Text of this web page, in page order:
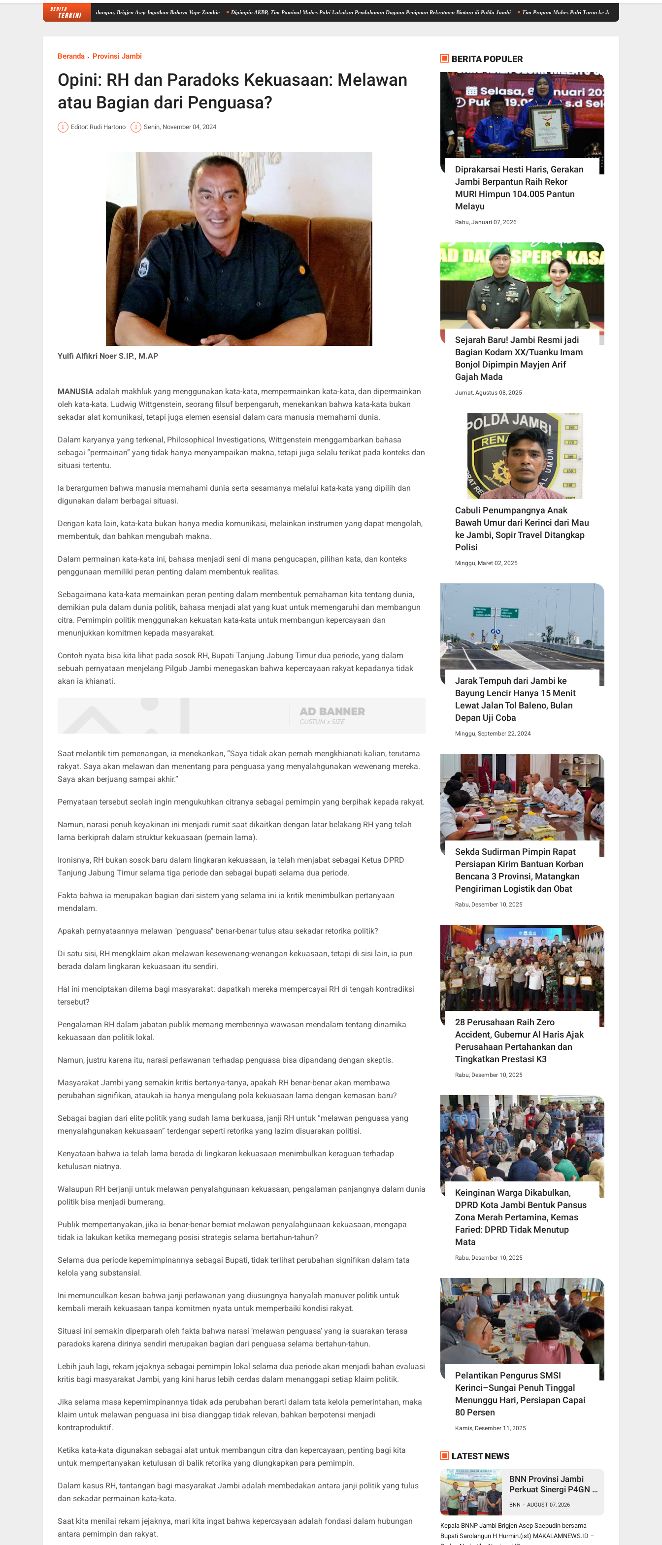
BERITA
TERKINI
Sinergi P4GN di Sarolangun, Brigjen Asep Ingatkan Bahaya Vape Zombie Dipimpin AKBP, Tim Paminal Mabes Polri Lakukan Pendalaman Dugaan Penipuan Rekrutmen Bintara di Polda Jambi Tim Propam Mabes Polri Turun ke Jambi, Bantu Dalami Kasus
Beranda Provinsi Jambi
Opini: RH dan Paradoks Kekuasaan: Melawan
atau Bagian dari Penguasa?
Editor: Rudi Hartono Senin, November 04, 2024
Yulfi Alfikri Noer S.IP., M.AP
MANUSIA adalah makhluk yang menggunakan kata-kata, mempermainkan kata-kata, dan dipermainkan
oleh kata-kata. Ludwig Wittgenstein, seorang filsuf berpengaruh, menekankan bahwa kata-kata bukan
sekadar alat komunikasi, tetapi juga elemen esensial dalam cara manusia memahami dunia.
Dalam karyanya yang terkenal, Philosophical Investigations, Wittgenstein menggambarkan bahasa
sebagai “permainan” yang tidak hanya menyampaikan makna, tetapi juga selalu terikat pada konteks dan
situasi tertentu.
Ia berargumen bahwa manusia memahami dunia serta sesamanya melalui kata-kata yang dipilih dan
digunakan dalam berbagai situasi.
Dengan kata lain, kata-kata bukan hanya media komunikasi, melainkan instrumen yang dapat mengolah,
membentuk, dan bahkan mengubah makna.
Dalam permainan kata-kata ini, bahasa menjadi seni di mana pengucapan, pilihan kata, dan konteks
penggunaan memiliki peran penting dalam membentuk realitas.
Sebagaimana kata-kata memainkan peran penting dalam membentuk pemahaman kita tentang dunia,
demikian pula dalam dunia politik, bahasa menjadi alat yang kuat untuk memengaruhi dan membangun
citra. Pemimpin politik menggunakan kekuatan kata-kata untuk membangun kepercayaan dan
menunjukkan komitmen kepada masyarakat.
Contoh nyata bisa kita lihat pada sosok RH, Bupati Tanjung Jabung Timur dua periode, yang dalam
sebuah pernyataan menjelang Pilgub Jambi menegaskan bahwa kepercayaan rakyat kepadanya tidak
akan ia khianati.
Saat melantik tim pemenangan, ia menekankan, “Saya tidak akan pernah mengkhianati kalian, terutama
rakyat. Saya akan melawan dan menentang para penguasa yang menyalahgunakan wewenang mereka.
Saya akan berjuang sampai akhir.”
Pernyataan tersebut seolah ingin mengukuhkan citranya sebagai pemimpin yang berpihak kepada rakyat.
Namun, narasi penuh keyakinan ini menjadi rumit saat dikaitkan dengan latar belakang RH yang telah
lama berkiprah dalam struktur kekuasaan (pemain lama).
Ironisnya, RH bukan sosok baru dalam lingkaran kekuasaan, ia telah menjabat sebagai Ketua DPRD
Tanjung Jabung Timur selama tiga periode dan sebagai bupati selama dua periode.
Fakta bahwa ia merupakan bagian dari sistem yang selama ini ia kritik menimbulkan pertanyaan
mendalam.
Apakah pernyataannya melawan "penguasa" benar-benar tulus atau sekadar retorika politik?
Di satu sisi, RH mengklaim akan melawan kesewenang-wenangan kekuasaan, tetapi di sisi lain, ia pun
berada dalam lingkaran kekuasaan itu sendiri.
Hal ini menciptakan dilema bagi masyarakat: dapatkah mereka mempercayai RH di tengah kontradiksi
tersebut?
Pengalaman RH dalam jabatan publik memang memberinya wawasan mendalam tentang dinamika
kekuasaan dan politik lokal.
Namun, justru karena itu, narasi perlawanan terhadap penguasa bisa dipandang dengan skeptis.
Masyarakat Jambi yang semakin kritis bertanya-tanya, apakah RH benar-benar akan membawa
perubahan signifikan, ataukah ia hanya mengulang pola kekuasaan lama dengan kemasan baru?
Sebagai bagian dari elite politik yang sudah lama berkuasa, janji RH untuk “melawan penguasa yang
menyalahgunakan kekuasaan” terdengar seperti retorika yang lazim disuarakan politisi.
Kenyataan bahwa ia telah lama berada di lingkaran kekuasaan menimbulkan keraguan terhadap
ketulusan niatnya.
Walaupun RH berjanji untuk melawan penyalahgunaan kekuasaan, pengalaman panjangnya dalam dunia
politik bisa menjadi bumerang.
Publik mempertanyakan, jika ia benar-benar berniat melawan penyalahgunaan kekuasaan, mengapa
tidak ia lakukan ketika memegang posisi strategis selama bertahun-tahun?
Selama dua periode kepemimpinannya sebagai Bupati, tidak terlihat perubahan signifikan dalam tata
kelola yang substansial.
Ini memunculkan kesan bahwa janji perlawanan yang diusungnya hanyalah manuver politik untuk
kembali meraih kekuasaan tanpa komitmen nyata untuk memperbaiki kondisi rakyat.
Situasi ini semakin diperparah oleh fakta bahwa narasi ‘melawan penguasa’ yang ia suarakan terasa
paradoks karena dirinya sendiri merupakan bagian dari penguasa selama bertahun-tahun.
Lebih jauh lagi, rekam jejaknya sebagai pemimpin lokal selama dua periode akan menjadi bahan evaluasi
kritis bagi masyarakat Jambi, yang kini harus lebih cerdas dalam menanggapi setiap klaim politik.
Jika selama masa kepemimpinannya tidak ada perubahan berarti dalam tata kelola pemerintahan, maka
klaim untuk melawan penguasa ini bisa dianggap tidak relevan, bahkan berpotensi menjadi
kontraproduktif.
Ketika kata-kata digunakan sebagai alat untuk membangun citra dan kepercayaan, penting bagi kita
untuk mempertanyakan ketulusan di balik retorika yang diungkapkan para pemimpin.
Dalam kasus RH, tantangan bagi masyarakat Jambi adalah membedakan antara janji politik yang tulus
dan sekadar permainan kata-kata.
Saat kita menilai rekam jejaknya, mari kita ingat bahwa kepercayaan adalah fondasi dalam hubungan
antara pemimpin dan rakyat.
BERITA POPULER
Diprakarsai Hesti Haris, Gerakan
Jambi Berpantun Raih Rekor
MURI Himpun 104.005 Pantun
Melayu
Rabu, Januari 07, 2026
Sejarah Baru! Jambi Resmi jadi
Bagian Kodam XX/Tuanku Imam
Bonjol Dipimpin Mayjen Arif
Gajah Mada
Jumat, Agustus 08, 2025
Cabuli Penumpangnya Anak
Bawah Umur dari Kerinci dari Mau
ke Jambi, Sopir Travel Ditangkap
Polisi
Minggu, Maret 02, 2025
Jarak Tempuh dari Jambi ke
Bayung Lencir Hanya 15 Menit
Lewat Jalan Tol Baleno, Bulan
Depan Uji Coba
Minggu, September 22, 2024
Sekda Sudirman Pimpin Rapat
Persiapan Kirim Bantuan Korban
Bencana 3 Provinsi, Matangkan
Pengiriman Logistik dan Obat
Rabu, Desember 10, 2025
28 Perusahaan Raih Zero
Accident, Gubernur Al Haris Ajak
Perusahaan Pertahankan dan
Tingkatkan Prestasi K3
Rabu, Desember 10, 2025
Keinginan Warga Dikabulkan,
DPRD Kota Jambi Bentuk Pansus
Zona Merah Pertamina, Kemas
Faried: DPRD Tidak Menutup
Mata
Rabu, Desember 10, 2025
Pelantikan Pengurus SMSI
Kerinci–Sungai Penuh Tinggal
Menunggu Hari, Persiapan Capai
80 Persen
Kamis, Desember 11, 2025
LATEST NEWS
BNN Provinsi Jambi
Perkuat Sinergi P4GN di
Asep Ingatkan Bahaya
Vape Zombie
BNN - AUGUST 07, 2026
Kepala BNNP Jambi Brigjen Asep Saepudin bersama
Bupati Sarolangun H Hurmin.(ist) MAKALAMNEWS.ID –